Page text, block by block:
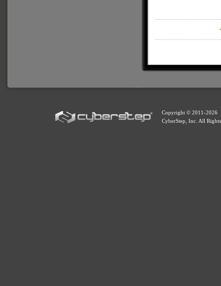
Copyright © 2011-2026
CyberStep, Inc. All